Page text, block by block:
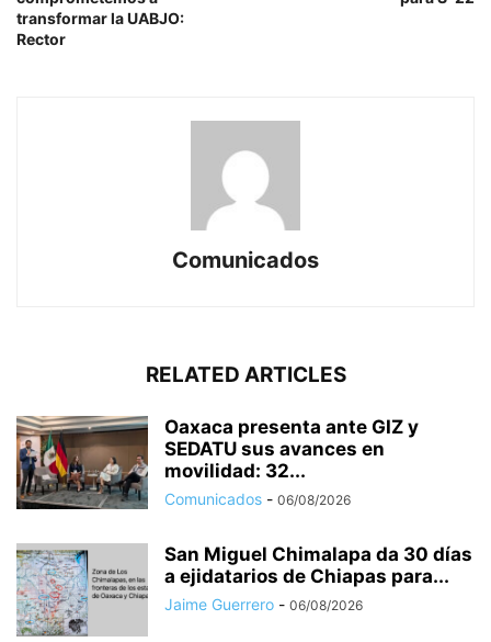
transformar la UABJO:
Rector
Comunicados
RELATED ARTICLES
Oaxaca presenta ante GIZ y
SEDATU sus avances en
movilidad: 32...
Comunicados - 06/08/2026
San Miguel Chimalapa da 30 días
a ejidatarios de Chiapas para...
Jaime Guerrero - 06/08/2026